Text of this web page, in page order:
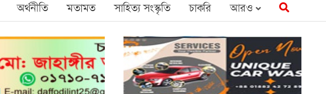
অর্থনীতি মতামত সাহিত্য সংস্কৃতি চাকরি আরও